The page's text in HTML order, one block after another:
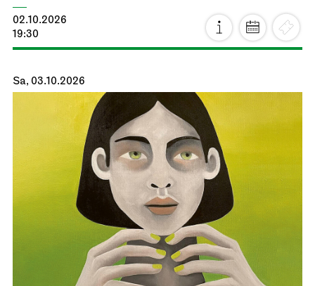
02.10.2026
19:30
Sa, 03.10.2026